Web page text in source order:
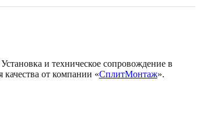
и техническое сопровождение в
качества от компании «СплитМонтаж».